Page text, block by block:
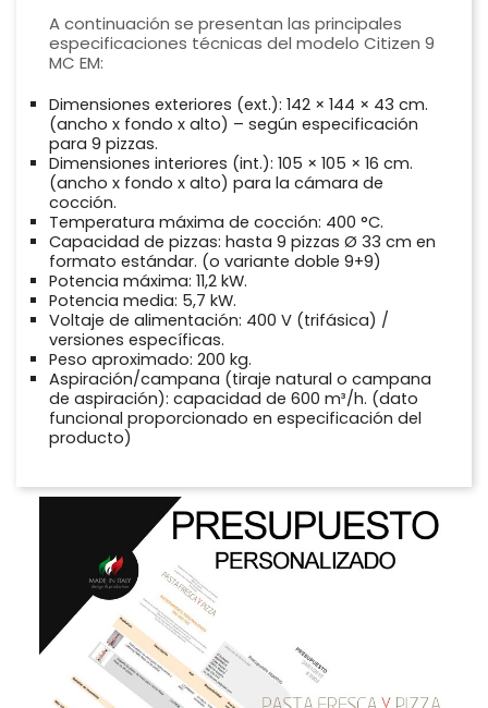
A continuación se presentan las principales
especificaciones técnicas del modelo Citizen 9
MC EM:
Dimensiones exteriores (ext.): 142 × 144 × 43 cm.
(ancho x fondo x alto) – según especificación
para 9 pizzas.
Dimensiones interiores (int.): 105 × 105 × 16 cm.
(ancho x fondo x alto) para la cámara de
cocción.
Temperatura máxima de cocción: 400 °C.
Capacidad de pizzas: hasta 9 pizzas Ø 33 cm en
formato estándar. (o variante doble 9+9)
Potencia máxima: 11,2 kW.
Potencia media: 5,7 kW.
Voltaje de alimentación: 400 V (trifásica) /
versiones específicas.
Peso aproximado: 200 kg.
Aspiración/campana (tiraje natural o campana
de aspiración): capacidad de 600 m³/h. (dato
funcional proporcionado en especificación del
producto)